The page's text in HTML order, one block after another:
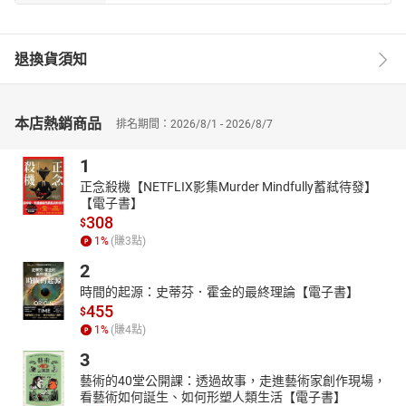
代》《今夜有暴风雪》。凭借作品《人世间》荣获第十届茅盾文学
奖。
退換貨須知
本店熱銷商品 排名期間：2026/8/1 - 2026/8/7
1
正念殺機【NETFLIX影集Murder Mindfully蓄弒待發】
【電子書】
$308
1 % (賺3點)
2
時間的起源：史蒂芬．霍金的最終理論【電子書】
$455
1 % (賺4點)
3
藝術的40堂公開課：透過故事，走進藝術家創作現場，
看藝術如何誕生、如何形塑人類生活【電子書】